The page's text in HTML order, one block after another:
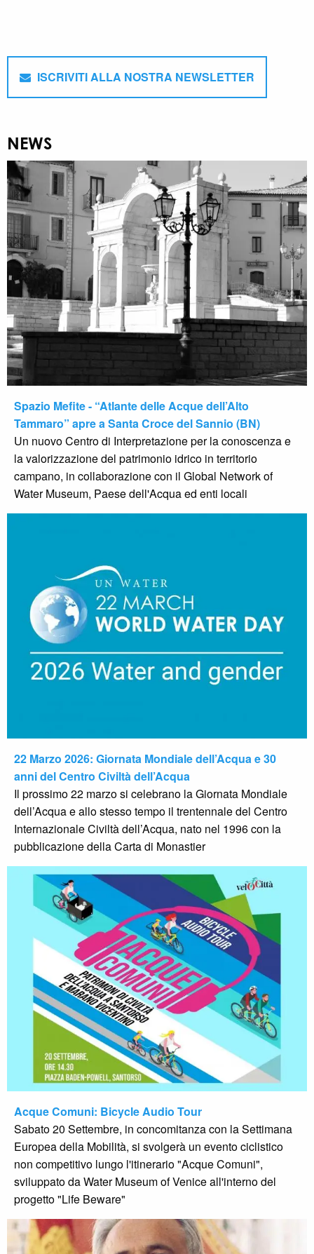
ISCRIVITI ALLA NOSTRA NEWSLETTER
NEWS
Spazio Mefite - “Atlante delle Acque dell’Alto
Tammaro” apre a Santa Croce del Sannio (BN)
Un nuovo Centro di Interpretazione per la conoscenza e
la valorizzazione del patrimonio idrico in territorio
campano, in collaborazione con il Global Network of
Water Museum, Paese dell'Acqua ed enti locali
22 Marzo 2026: Giornata Mondiale dell’Acqua e 30
anni del Centro Civiltà dell’Acqua
Il prossimo 22 marzo si celebrano la Giornata Mondiale
dell’Acqua e allo stesso tempo il trentennale del Centro
Internazionale Civiltà dell’Acqua, nato nel 1996 con la
pubblicazione della Carta di Monastier
Acque Comuni: Bicycle Audio Tour
Sabato 20 Settembre, in concomitanza con la Settimana
Europea della Mobilità, si svolgerà un evento ciclistico
non competitivo lungo l'itinerario "Acque Comuni",
sviluppato da Water Museum of Venice all'interno del
progetto "Life Beware"